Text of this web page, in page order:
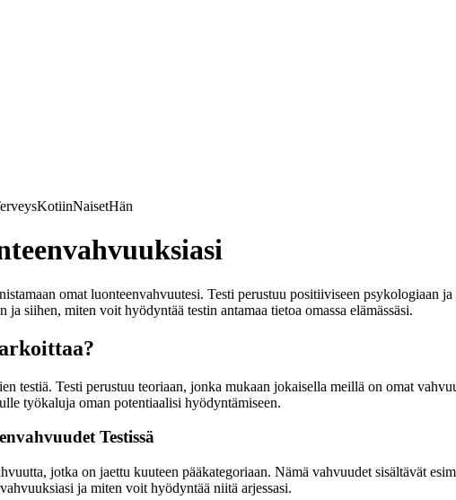
KotiinNaisetHän
omat luonteenvahvuutesi. Testi perustuu positiiviseen psykologiaan
siihen, miten voit hyödyntää testin antamaa tietoa omassa elämässäsi.
testiä. Testi perustuu teoriaan, jonka mukaan jokaisella meillä on omat
työkaluja oman potentiaalisi hyödyntämiseen.
Testissä
jotka on jaettu kuuteen pääkategoriaan. Nämä vahvuudet sisältävät
ja miten voit hyödyntää niitä arjessasi.